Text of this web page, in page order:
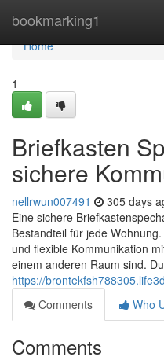
bookmarking1
Home
Home
1
Briefkasten
sichere
nellrwun007491 305 days
Eine sichere
Bestandteil für jede
und flexible Kommunikation
einem anderen Raum sind.
https://
Comments
Who
Comments